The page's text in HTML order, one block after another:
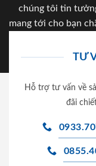
chúng tôi tin
mang tới cho bạn
TƯ
Hỗ trợ tư vấn về
đãi